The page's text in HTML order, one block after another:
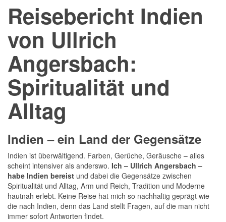
Reisebericht Indien
von Ullrich
Angersbach:
Spiritualität und
Alltag
Indien – ein Land der Gegensätze
Indien ist überwältigend. Farben, Gerüche, Geräusche – alles
scheint intensiver als anderswo. Ich – Ullrich Angersbach –
habe Indien bereist und dabei die Gegensätze zwischen
Spiritualität und Alltag, Arm und Reich, Tradition und Moderne
hautnah erlebt. Keine Reise hat mich so nachhaltig geprägt wie
die nach Indien, denn das Land stellt Fragen, auf die man nicht
immer sofort Antworten findet.